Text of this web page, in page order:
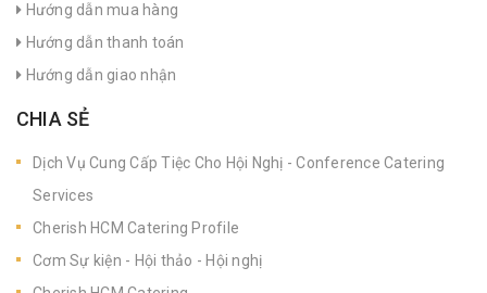
Hướng dẫn mua hàng
Hướng dẫn thanh toán
Hướng dẫn giao nhận
CHIA SẺ
Dịch Vụ Cung Cấp Tiệc Cho Hội Nghị - Conference Catering
Services
Cherish HCM Catering Profile
Cơm Sự kiện - Hội thảo - Hội nghị